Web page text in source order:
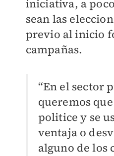
iniciativa, a
sean las
previo al inicio
campañas.
“En el sector
queremos
politice y se
ventaja o
alguno de los